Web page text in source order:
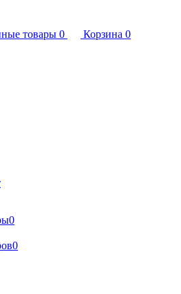
товары 0 Корзина 0
0
0